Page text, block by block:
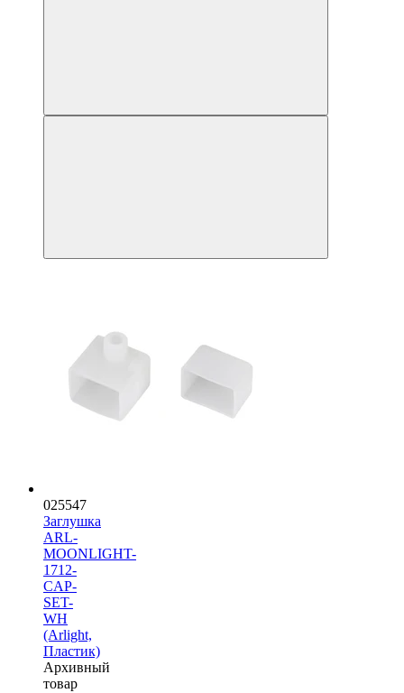
025547
Заглушка
ARL-
MOONLIGHT-
1712-
CAP-
SET-
WH
(Arlight,
Пластик)
Архивный
товар